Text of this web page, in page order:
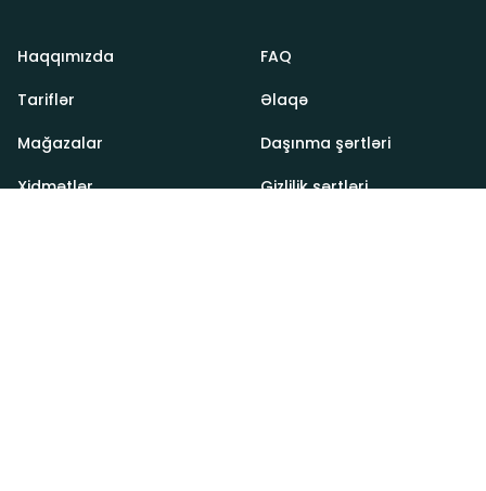
Haqqımızda
Tariflər
Mağazalar
Xidmətlər
FAQ
Əlaqə
Daşınma şərtləri
Gizlilik şərtləri